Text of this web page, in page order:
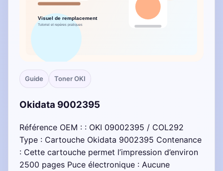
Guide Toner OKI
Okidata 9002395
Référence OEM : : OKI 09002395 / COL292
Type : Cartouche Okidata 9002395 Contenance
: Cette cartouche permet l’impression d’environ
2500 pages Puce électronique : Aucune